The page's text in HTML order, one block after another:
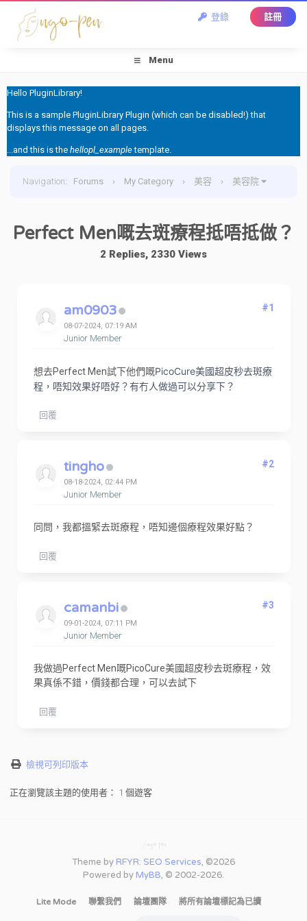
登錄 註冊
Menu
Hello PluginLibrary!
This is a sample PluginLibrary Plugin (which can be disabled!) that
displays this message on all pages.
...and this is the hellopl_exampletemplate.
Navigation: Forums › My Category › 美容 › 美容院
Perfect Men嘅去斑療程抵唔抵做？
2 Replies, 2330 Views
am0903
08-07-2024, 07:19 AM
Junior Member
#1
想去Perfect Men試下他們嘅PicoCure美國超皮秒去斑療
程，唔知效果好唔好？有冇人做過可以分享下？
回覆
tingho
08-18-2024, 02:44 PM
Junior Member
#2
同問，我都搵緊去斑療程，唔知邊個療程效果好點？
回覆
camanbi
09-01-2024, 07:11 PM
Junior Member
#3
我做過Perfect Men嘅PicoCure美國超皮秒去斑療程，效
果真係不錯，價錢都合理，可以去試下
回覆
檢視可列印版本
正在瀏覽該主題的使用者： 1 個遊客
Theme by RFYR: SEO Services, ©2026
Powered by MyBB, © 2002-2026.
Lite Mode 聯繫我們 論壇團隊 將所有論壇標記為已讀